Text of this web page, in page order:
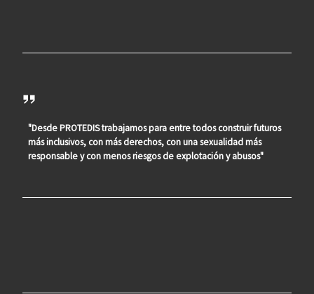
"Desde PROTEDIS trabajamos para entre todos construir futuros
más inclusivos, con más derechos, con una sexualidad más
responsable y con menos riesgos de explotación y abusos"